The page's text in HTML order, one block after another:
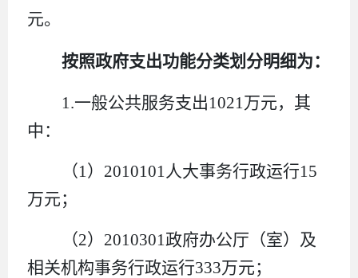
元。
按照政府支出功能分类划分明细为：
1.一般公共服务支出1021 万元，其
中：
（1 ） 2010101 人大事务行政运行15
万元；
（2） 2010301 政府办公厅（室）及
相关机构事务行政运行333万元；